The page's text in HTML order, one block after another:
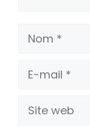
Nom
E-
Site